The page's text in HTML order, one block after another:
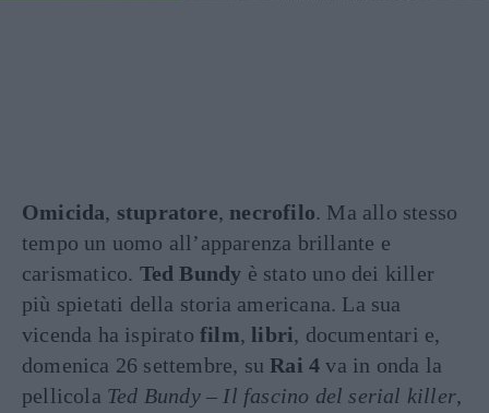
Omicida, stupratore, necrofilo. Ma allo stesso
tempo un uomo all’apparenza brillante e
carismatico. Ted Bundy è stato uno dei killer
più spietati della storia americana. La sua
vicenda ha ispirato film, libri, documentari e,
domenica 26 settembre, suRai 4 va in onda la
pellicola Ted Bundy – Il fascino del serial killer,